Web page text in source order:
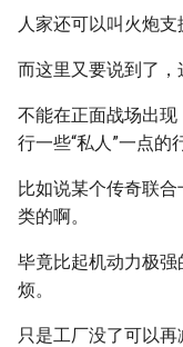
人家还可以叫火炮支
而这里又要说到了，
不能在正面战场出
行一些“私人”一点的
比如说某个传奇联
类的啊。
毕竟比起机动力极
烦。
只是工厂没了可以